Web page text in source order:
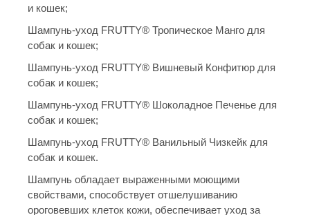
и кошек;
Шампунь-уход FRUTTY® Тропическое Манго для
собак и кошек;
Шампунь-уход FRUTTY® Вишневый Конфитюр для
собак и кошек;
Шампунь-уход FRUTTY® Шоколадное Печенье для
собак и кошек;
Шампунь-уход FRUTTY® Ванильный Чизкейк для
собак и кошек.
Шампунь обладает выраженными моющими
свойствами, способствует отшелушиванию
ороговевших клеток кожи, обеспечивает уход за